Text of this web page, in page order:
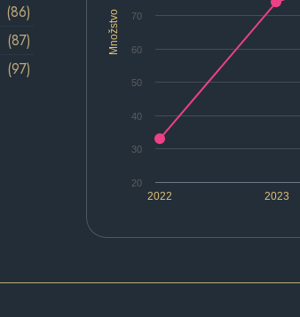
Množstvo
2022 2023
20
30
40
50
60
70
(86)
(87)
(97)